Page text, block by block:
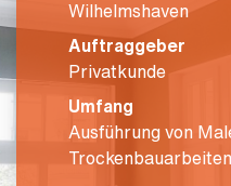
Wilhelmshaven
Auftraggeber
Privatkunde
Umfang
Ausführung von